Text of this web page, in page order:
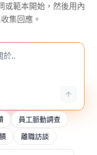
或範本開始，然後用內
集回應。
員工脈動調查
離職訪談